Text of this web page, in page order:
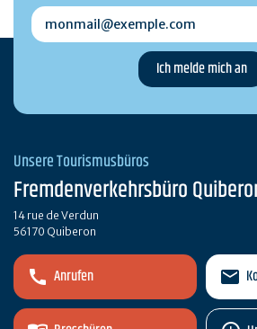
monmail@exemple.com
Unsere Tourismusbüros
Fremdenverkehrsbüro
14 rue de Verdun
56170 Quiberon
Anrufen